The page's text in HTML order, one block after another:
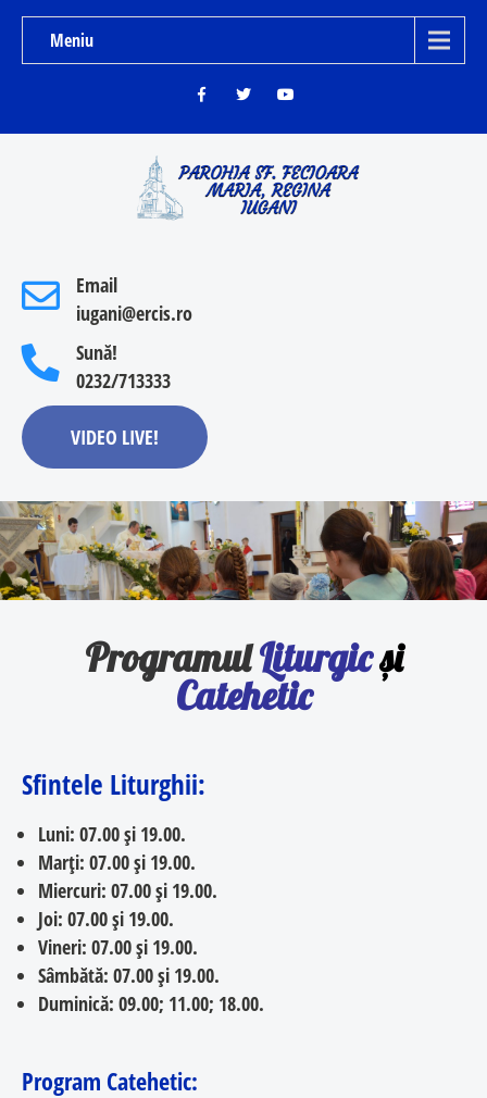
Meniu
Email
iugani@ercis.ro
Sună!
0232/713333
VIDEO LIVE!
ProgramulLiturgicși
Catehetic
Sfintele Liturghii:
Luni: 07.00 și 19.00.
Marți: 07.00 și 19.00.
Miercuri: 07.00 și 19.00.
Joi: 07.00 și 19.00.
Vineri: 07.00 și 19.00.
Sâmbătă: 07.00 și 19.00.
Duminică: 09.00; 11.00; 18.00.
Program Catehetic: